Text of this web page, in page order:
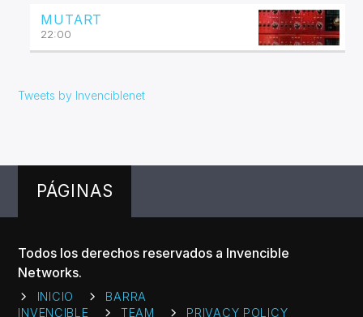
MUTART
22:00
Tweets by Invenciblenet
PÁGINAS
Todos los derechos reservados a Invencible
Networks.
INICIO
BARRA
INVENCIBLE
TEAM PRIVACY POLICY